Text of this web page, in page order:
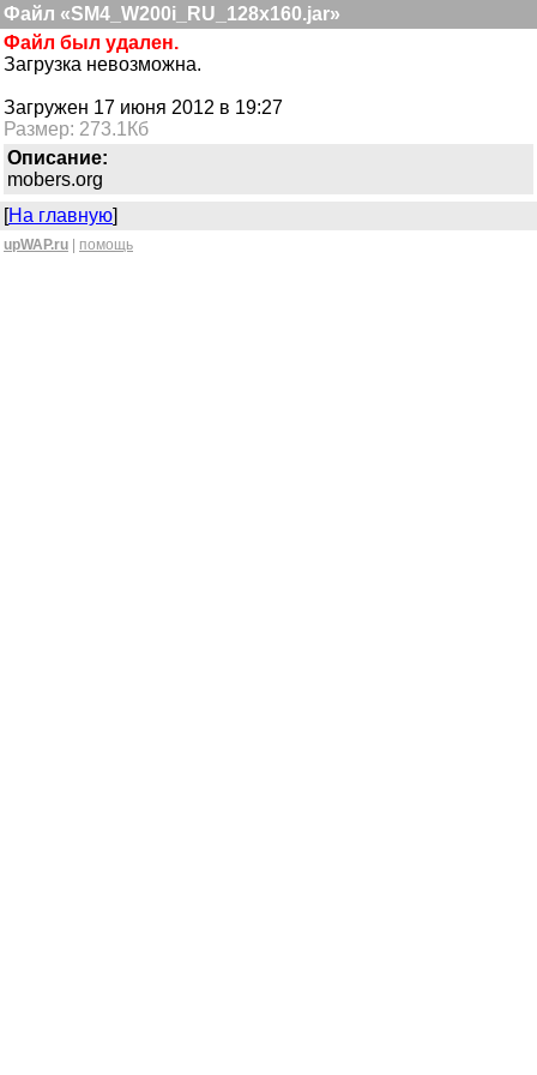
Файл «SM4_W200i_RU_128x160.jar»
Файл был удален.
Загрузка невозможна.
Загружен 17 июня 2012 в 19:27
Размер: 273.1Кб
Описание:
mobers.org
[На главную]
upWAP.ru помощь